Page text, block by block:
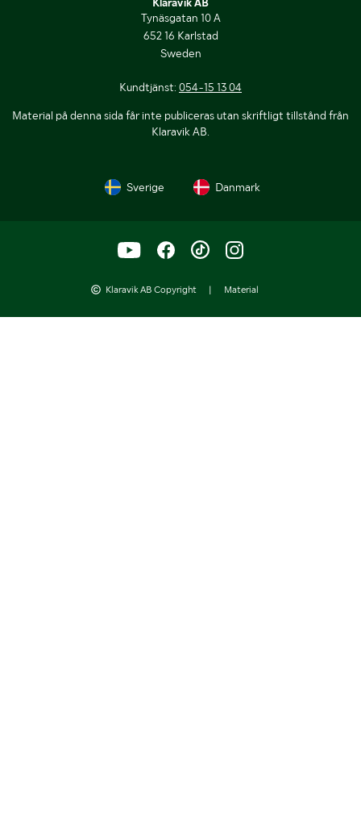
Tynäsgatan 10 A
652 16 Karlstad
Sweden
Kundtjänst: 054-15 13 04
Material på denna sida får inte publiceras utan skriftligt tillstånd från
Klaravik AB.
Sverige Danmark
Klaravik AB Copyright | Material